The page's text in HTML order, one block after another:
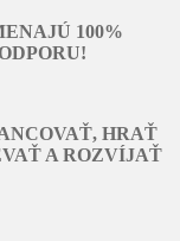
100%
HRAŤ
A ROZVÍJAŤ